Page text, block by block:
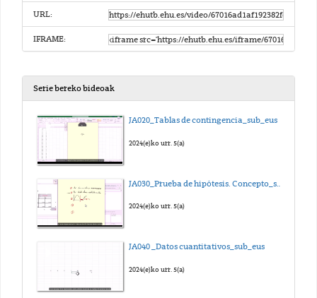
URL:
IFRAME:
Serie bereko bideoak
JA020_Tablas de contingencia_sub_eus
2024(e)ko urr. 5(a)
2024(e)ko urr. 5(a)
JA040 _Datos cuantitativos_sub_eus
2024(e)ko urr. 5(a)